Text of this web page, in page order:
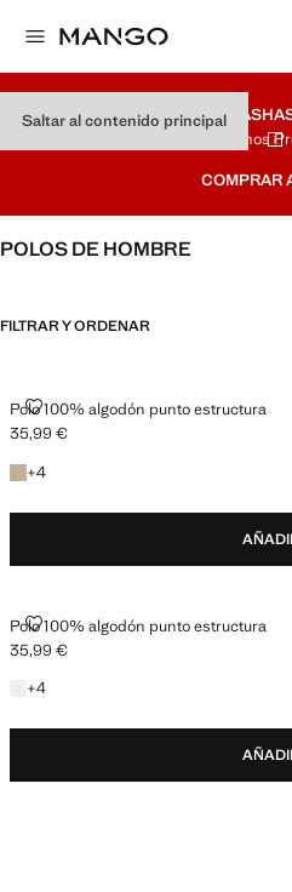
Saltar al contenido principal
REBAJAS
Últimos
COMPRAR
POLOS DE HOMBRE
FILTRAR Y ORDENAR
Polo 100% algodón punto estructura
POLO 100% ALGODÓN PUNTO
Precio actual [35,99 € ]
35,99 €
+4
+4 colores
Polo 100% algodón punto estructura
POLO 100% ALGODÓN PUNTO
Precio actual [35,99 € ]
35,99 €
+4
+4 colores